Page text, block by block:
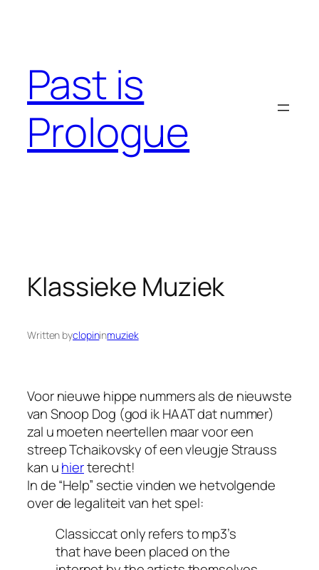
Past is
Prologue
Klassieke Muziek
Written byclopininmuziek
Voor nieuwe hippe nummers als de nieuwste
van Snoop Dog (god ik HAAT dat nummer)
zal u moeten neertellen maar voor een
streep Tchaikovsky of een vleugje Strauss
kan uhierterecht!
In de “Help” sectie vinden we hetvolgende
over de legaliteit van het spel:
Classiccat only refers to mp3’s
that have been placed on the